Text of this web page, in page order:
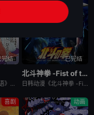
完结
日韩动漫《朱音落语》又名：落语朱音,Akane-banashi,あかね噺，讲述了：朱音从小就非常崇拜身为落语家的父亲，经常在门后偷看父亲练习的模样。然而，父亲参加「真打」晋升测验却遭到无情地逐出师门之
已完结
北斗神拳 -Fist of the North Star-
日韩动漫《北斗神拳 -Fist of the North Star-》又名：北⽃之拳 -Fist of the North Star-,北斗の拳 -FIST OF THE NORTH STAR-，讲述
喜剧 动画